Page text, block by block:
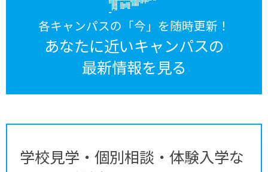
各キャンパスの「今」を随時更新！
あなたに近いキャンパスの
最新情報を見る
学校見学・個別相談・体験入学な